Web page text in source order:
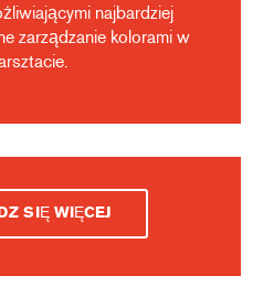
najbardziej
zarządzanie kolorami w
SIĘ WIĘCEJ